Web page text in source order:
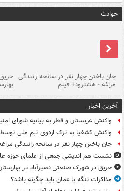
حوادث
جان باختن چهار نفر در سانحه رانندگی
مراغه - هشترود+ فیلم
آخرین اخبار
واکنش عربستان و قطر به بیانیه شورای
واکنش کشفیا به ترک اردوی تیم ملی توسط
جان باختن چهار نفر در سانحه رانندگی
نشست هم اندیشی جمعی از علمای حوزه
حریق در شهرک صنعتی نصیرآباد در
مذاکرات تنگه با عمان باید چگونه باشد؟